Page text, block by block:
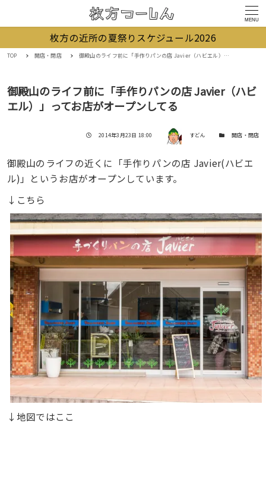
MENU
枚方の近所の夏祭りスケジュール2026
TOP 開店・閉店 御殿山のライフ前に「手作りパンの店 Javier（ハビエル）」ってお店がオープンしてる
御殿山のライフ前に「手作りパンの店 Javier（ハビ
エル）」ってお店がオープンしてる
投稿日
2014年3月23日 18:00 著者 すどん カテゴリー開店・閉店
御殿山のライフの近くに「手作りパンの店 Javier(ハビエ
ル)」というお店がオープンしています。
↓こちら
↓地図ではここ